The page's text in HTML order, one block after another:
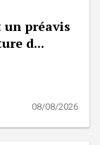
préavis
d...
08/08/2026